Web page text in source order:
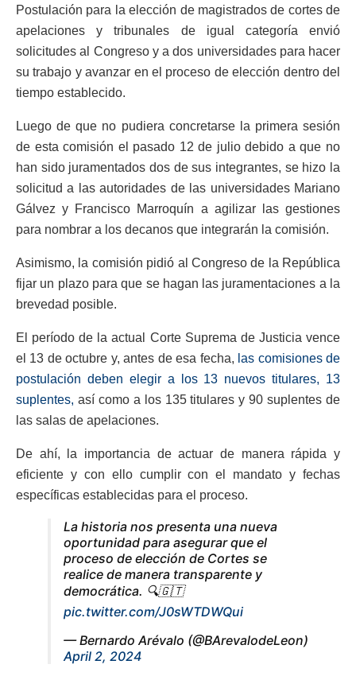
Postulación para la elección de magistrados de cortes de
apelaciones y tribunales de igual categoría envió
solicitudes al Congreso y a dos universidades para hacer
su trabajo y avanzar en el proceso de elección dentro del
tiempo establecido.
Luego de que no pudiera concretarse la primera sesión
de esta comisión el pasado 12 de julio debido a que no
han sido juramentados dos de sus integrantes, se hizo la
solicitud a las autoridades de las universidades Mariano
Gálvez y Francisco Marroquín a agilizar las gestiones
para nombrar a los decanos que integrarán la comisión.
Asimismo, la comisión pidió al Congreso de la República
fijar un plazo para que se hagan las juramentaciones a la
brevedad posible.
El período de la actual Corte Suprema de Justicia vence
el 13 de octubre y, antes de esa fecha, las comisiones de
postulación deben elegir a los 13 nuevos titulares, 13
suplentes, así como a los 135 titulares y 90 suplentes de
las salas de apelaciones.
De ahí, la importancia de actuar de manera rápida y
eficiente y con ello cumplir con el mandato y fechas
específicas establecidas para el proceso.
La historia nos presenta una nueva
oportunidad para asegurar que el
proceso de elección de Cortes se
realice de manera transparente y
democrática. 🔍🇬🇹
pic.twitter.com/J0sWTDWQui
— Bernardo Arévalo (@BArevalodeLeon)
April 2, 2024